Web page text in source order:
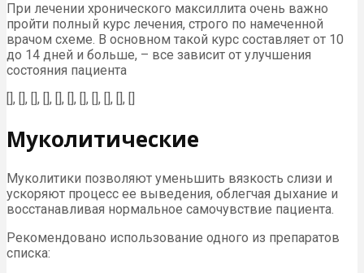
При лечении хронического максиллита очень важно
пройти полный курс лечения, строго по намеченной
врачом схеме. В основном такой курс составляет от 10
до 14 дней и больше, – все зависит от улучшения
состояния пациента
[], [], [], [], [], [], [], [], [], [], []
Муколитические
Муколитики позволяют уменьшить вязкость слизи и
ускоряют процесс ее выведения, облегчая дыхание и
восстанавливая нормальное самочувствие пациента.
Рекомендовано использование одного из препаратов
списка: